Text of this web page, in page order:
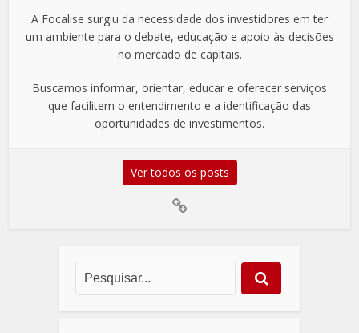
A Focalise surgiu da necessidade dos investidores em ter
um ambiente para o debate, educação e apoio às decisões
no mercado de capitais.
Buscamos informar, orientar, educar e oferecer serviços
que facilitem o entendimento e a identificação das
oportunidades de investimentos.
Ver todos os posts